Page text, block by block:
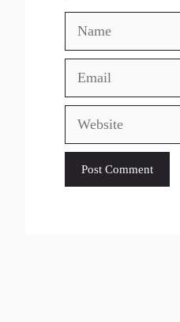
Name
Email
Website